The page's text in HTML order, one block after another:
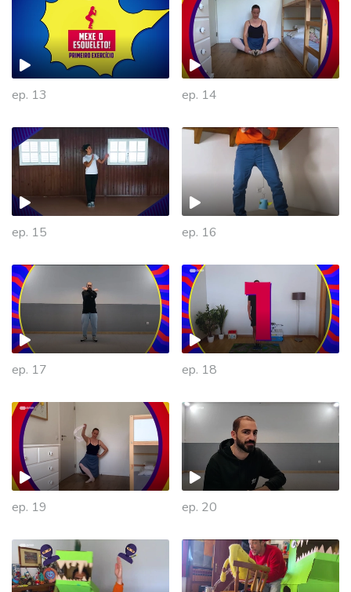
ep. 13 ep. 14
ep. 15 ep. 16
ep. 17 ep. 18
ep. 19 ep. 20